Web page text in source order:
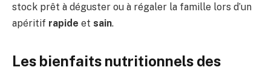
stock prêt à déguster ou à régaler la famille lors d’un
apéritif rapide et sain.
Les bienfaits nutritionnels des